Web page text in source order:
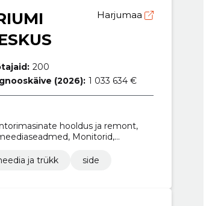
Harjumaa
200
(2026): 1 033 634 €
hooldus ja remont,
Monitorid,
ja trükk side